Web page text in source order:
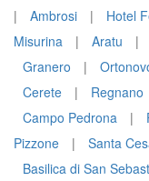
|
Ambrosi | Hotel
Misurina
| Aratu |
Granero
|
Cerete
| Regnano
Campo Pedrona
|
Pizzone
| Santa
Basilica di San